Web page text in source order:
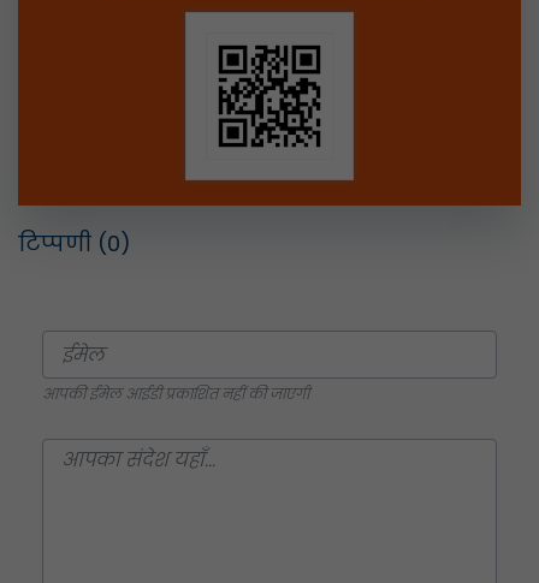
टिप्पणी (0)
आपकी ईमेल आईडी प्रकाशित नहीं की जाएगी